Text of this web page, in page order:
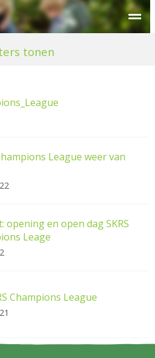
Peuteropvang
tonen
League weer van
opening en open dag SKRS
Leage
Champions League